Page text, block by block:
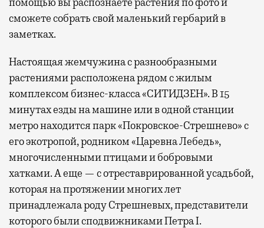
сможете собрать свой маленький гербарий в
заметках.
Настоящая жемчужина с разнообразными
растениями расположена рядом с жилым
комплексом бизнес-класса «СИТИДЗЕН». В 15
минутах езды на машине или в одной станции
метро находится парк «Покровское-Стрешнево» с
его экотропой, родником «Царевна Лебедь»,
многочисленными птицами и бобровыми
хатками. А еще — с отреставрированной усадьбой,
которая на протяжении многих лет
принадлежала роду Стрешневых, представители
которого были сподвижниками Петра I.